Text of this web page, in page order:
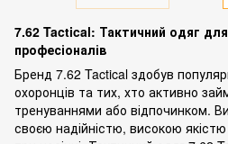
7.62 Tactical: Тактичний одяг
професіоналів
Бренд 7.62 Tactical здобув
охоронців та тих, хто активно
тренуваннями або відпочинком.
своєю надійністю, високою